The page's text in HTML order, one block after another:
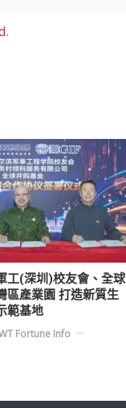
工(深圳)校友會、全球
區產業園 打造新質生
範基地
Fortune Info